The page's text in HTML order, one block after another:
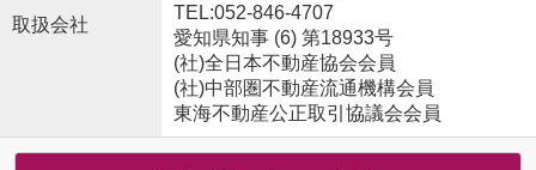
取扱会社
TEL:052-846-4707
愛知県知事 (6) 第18933号
(社)全日本不動産協会会員
(社)中部圏不動産流通機構会員
東海不動産公正取引協議会会員